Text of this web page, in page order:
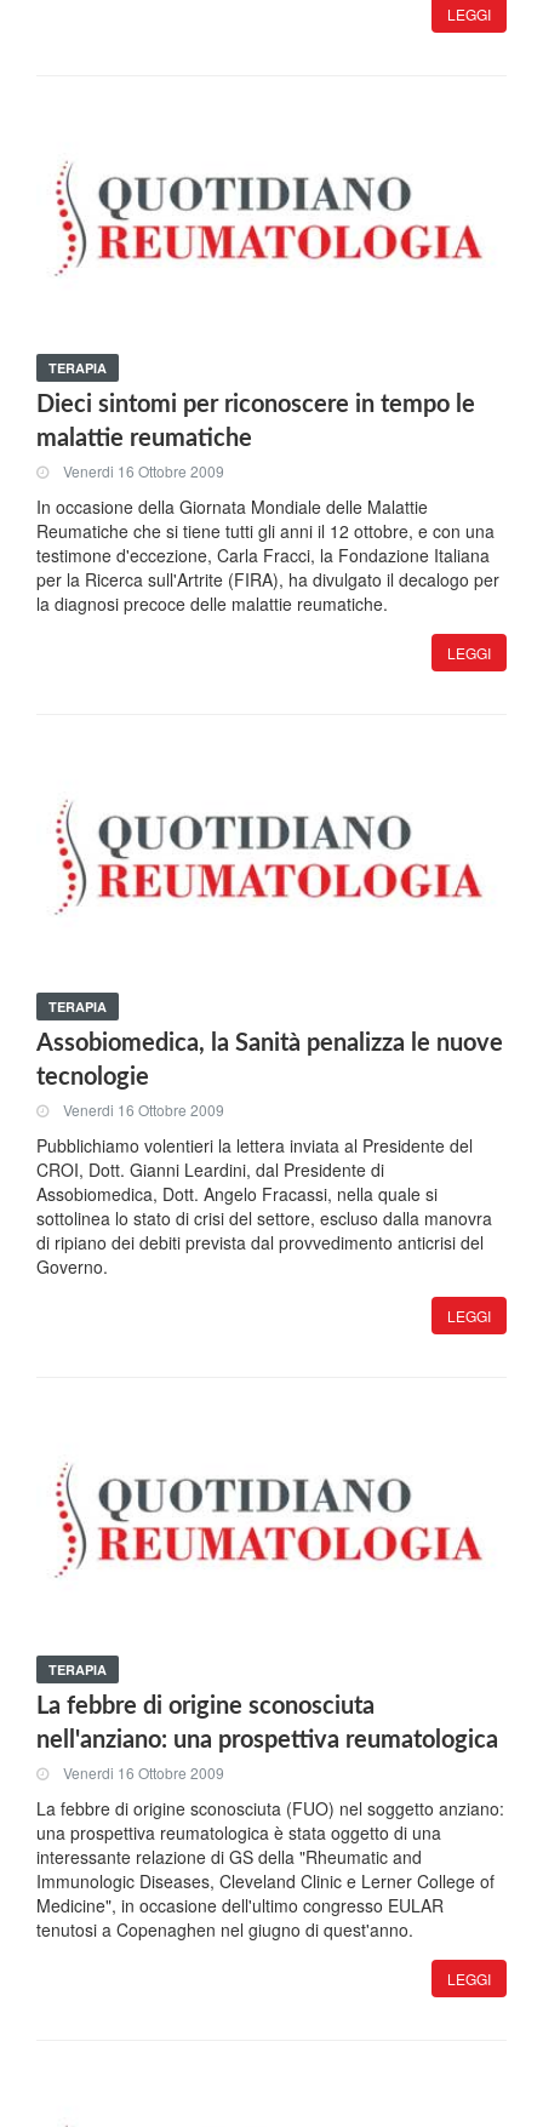
LEGGI
TERAPIA
Dieci sintomi per riconoscere in tempo le
malattie reumatiche
Venerdi 16 Ottobre 2009
In occasione della Giornata Mondiale delle Malattie
Reumatiche che si tiene tutti gli anni il 12 ottobre, e con una
testimone d'eccezione, Carla Fracci, la Fondazione Italiana
per la Ricerca sull'Artrite (FIRA), ha divulgato il decalogo per
la diagnosi precoce delle malattie reumatiche.
LEGGI
TERAPIA
Assobiomedica, la Sanità penalizza le nuove
tecnologie
Venerdi 16 Ottobre 2009
Pubblichiamo volentieri la lettera inviata al Presidente del
CROI, Dott. Gianni Leardini, dal Presidente di
Assobiomedica, Dott. Angelo Fracassi, nella quale si
sottolinea lo stato di crisi del settore, escluso dalla manovra
di ripiano dei debiti prevista dal provvedimento anticrisi del
Governo.
LEGGI
TERAPIA
La febbre di origine sconosciuta
nell'anziano: una prospettiva reumatologica
Venerdi 16 Ottobre 2009
La febbre di origine sconosciuta (FUO) nel soggetto anziano:
una prospettiva reumatologica è stata oggetto di una
interessante relazione di GS della "Rheumatic and
Immunologic Diseases, Cleveland Clinic e Lerner College of
Medicine", in occasione dell'ultimo congresso EULAR
tenutosi a Copenaghen nel giugno di quest'anno.
LEGGI